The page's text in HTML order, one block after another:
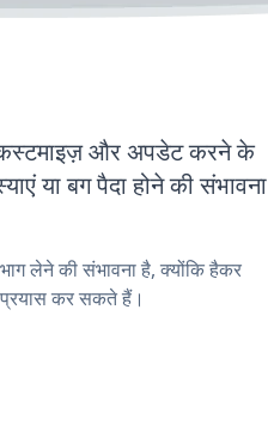
और अपडेट करने के
या बग पैदा होने की संभावना
लेने की संभावना है, क्योंकि हैकर
कर सकते हैं।